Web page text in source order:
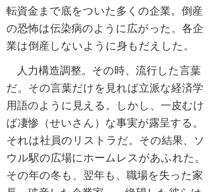
転資金まで底をついた多くの企業。倒産
の恐怖は伝染病のように広がった。各企
業は倒産しないように身もだえした。
人力構造調整。その時、流行した言葉
だ。その言葉だけを見れば立派な経済学
用語のように見える。しかし、一皮むけ
ば凄惨（せいさん）な事実が露呈する。
それは社員のリストラだ。その結果、ソ
ウル駅の広場にホームレスがあふれた。
その年の冬も、翌年も、職場を失った家